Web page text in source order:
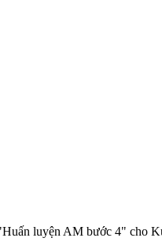
“100” = 100%
luyện AM bước 4"